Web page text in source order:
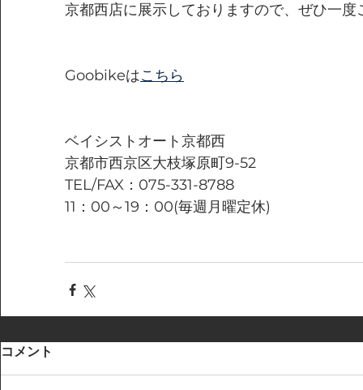
京都西店に展示しておりますので、ぜひ一
Goobikeはこちら
ベイシストオート京都西
京都市西京区大枝塚原町9-52
TEL/FAX：075-331-8788
11：00～19：00(毎週月曜定休)
コメント